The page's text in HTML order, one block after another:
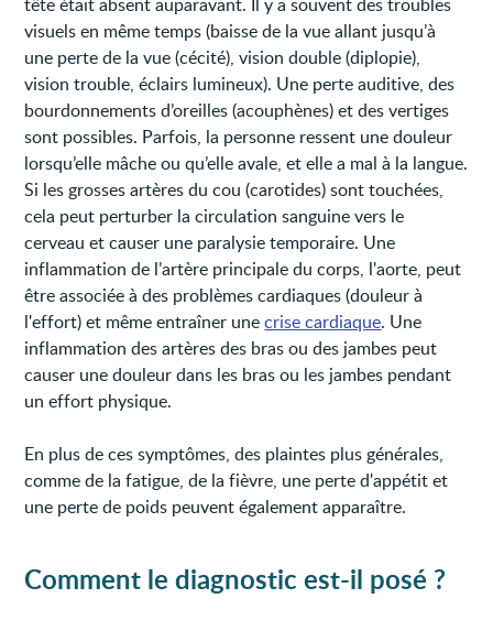
visuels en même temps (baisse de la vue allant jusqu’à
une perte de la vue (cécité), vision double (diplopie),
vision trouble, éclairs lumineux). Une perte auditive, des
bourdonnements d’oreilles (acouphènes) et des vertiges
sont possibles. Parfois, la personne ressent une douleur
lorsqu’elle mâche ou qu’elle avale, et elle a mal à la langue.
Si les grosses artères du cou (carotides) sont touchées,
cela peut perturber la circulation sanguine vers le
cerveau et causer une paralysie temporaire. Une
inflammation de l’artère principale du corps, l'aorte, peut
être associée à des problèmes cardiaques (douleur à
l'effort) et même entraîner unecrise cardiaque. Une
inflammation des artères des bras ou des jambes peut
causer une douleur dans les bras ou les jambes pendant
un effort physique.
En plus de ces symptômes, des plaintes plus générales,
comme de la fatigue, de la fièvre, une perte d'appétit et
une perte de poids peuvent également apparaître.
Comment le diagnostic est-il posé ?